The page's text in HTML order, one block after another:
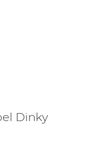
Dinky